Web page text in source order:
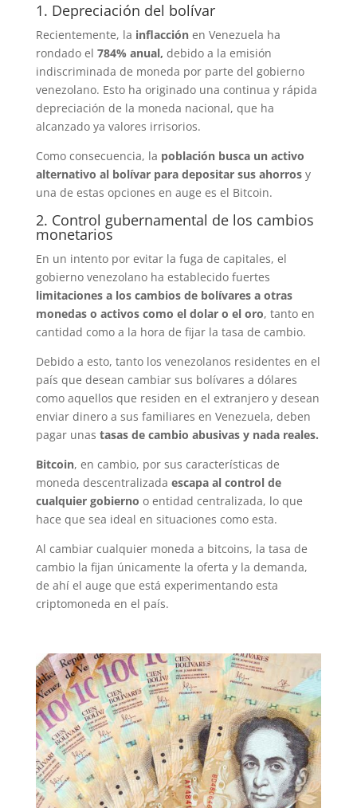
1. Depreciación del bolívar
Recientemente, la inflacciónen Venezuela ha
rondado el 784% anual, debido a la emisión
indiscriminada de moneda por parte del gobierno
venezolano. Esto ha originado una continua y rápida
depreciación de la moneda nacional, que ha
alcanzado ya valores irrisorios.
Como consecuencia, la población busca un activo
alternativo al bolívar para depositar sus ahorrosy
una de estas opciones en auge es el Bitcoin.
2. Control gubernamental de los cambios
monetarios
En un intento por evitar la fuga de capitales, el
gobierno venezolano ha establecido fuertes
limitaciones a los cambios de bolívares a otras
monedas o activos como el dolar o el oro, tanto en
cantidad como a la hora de fijar la tasa de cambio.
Debido a esto, tanto los venezolanos residentes en el
país que desean cambiar sus bolívares a dólares
como aquellos que residen en el extranjero y desean
enviar dinero a sus familiares en Venezuela, deben
pagar unas tasas de cambio abusivas y nada reales.
Bitcoin, en cambio, por sus características de
moneda descentralizada escapa al control de
cualquier gobierno o entidad centralizada, lo que
hace que sea ideal en situaciones como esta.
Al cambiar cualquier moneda a bitcoins, la tasa de
cambio la fijan únicamente la oferta y la demanda,
de ahí el auge que está experimentando esta
criptomoneda en el país.